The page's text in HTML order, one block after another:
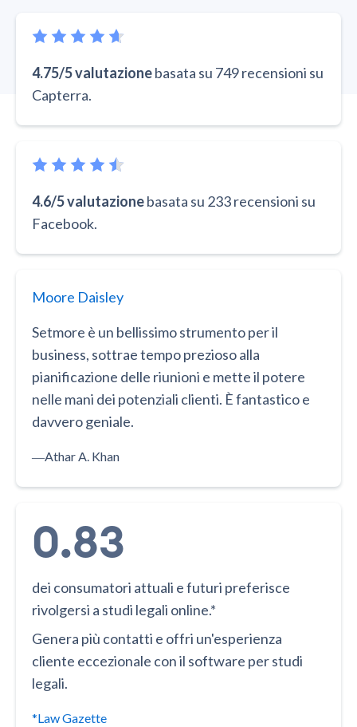
4.75/5 valutazionebasata su 749 recensioni su
Capterra.
4.6/5 valutazionebasata su 233 recensioni su
Facebook.
Moore Daisley
Setmore è un bellissimo strumento per il
business, sottrae tempo prezioso alla
pianificazione delle riunioni e mette il potere
nelle mani dei potenziali clienti. È fantastico e
davvero geniale.
―Athar A. Khan
0.83
dei consumatori attuali e futuri preferisce
rivolgersi a studi legali online.*
Genera più contatti e offri un'esperienza
cliente eccezionale con il software per studi
legali.
*Law Gazette